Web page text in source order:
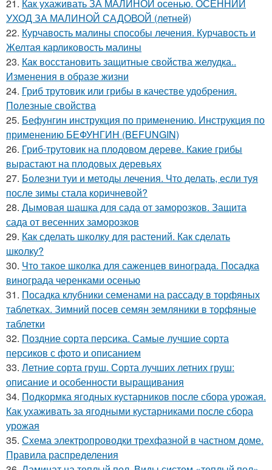
21. Как ухаживать ЗА МАЛИНОЙ осенью. ОСЕННИЙ
УХОД ЗА МАЛИНОЙ САДОВОЙ (летней)
22. Курчавость малины способы лечения. Курчавость и
Желтая карликовость малины
23. Как восстановить защитные свойства желудка..
Изменения в образе жизни
24. Гриб трутовик или грибы в качестве удобрения.
Полезные свойства
25. Бефунгин инструкция по применению. Инструкция по
применению БЕФУНГИН (BEFUNGIN)
26. Гриб-трутовик на плодовом дереве. Какие грибы
вырастают на плодовых деревьях
27. Болезни туи и методы лечения. Что делать, если туя
после зимы стала коричневой?
28. Дымовая шашка для сада от заморозков. Защита
сада от весенних заморозков
29. Как сделать школку для растений. Как сделать
школку?
30. Что такое школка для саженцев винограда. Посадка
винограда черенками осенью
31. Посадка клубники семенами на рассаду в торфяных
таблетках. Зимний посев семян земляники в торфяные
таблетки
32. Поздние сорта персика. Самые лучшие сорта
персиков с фото и описанием
33. Летние сорта груш. Сорта лучших летних груш:
описание и особенности выращивания
34. Подкормка ягодных кустарников после сбора урожая.
Как ухаживать за ягодными кустарниками после сбора
урожая
35. Схема электропроводки трехфазной в частном доме.
Правила распределения